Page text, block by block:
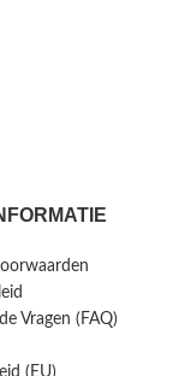
Vragen (FAQ)
(EU)